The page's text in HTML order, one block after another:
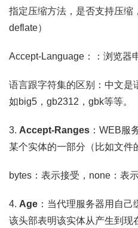
指定压缩方法，是否支持压缩
deflate）
Accept-Language：：浏览器
语言跟字符集的区别：中文是
如big5，gb2312，gbk等等。
3. Accept-Ranges ：WEB服
某个实体的一部分（比如文件
bytes：表示接受，none：表示
4. Age ：当代理服务器用自
该头部表明该实体从产生到现